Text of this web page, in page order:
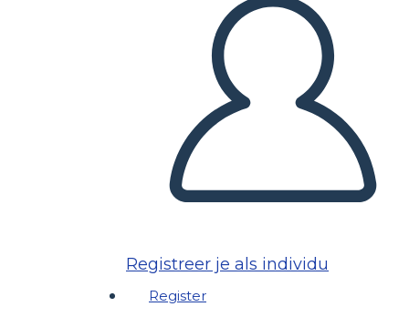
Registreer je als individu
Register